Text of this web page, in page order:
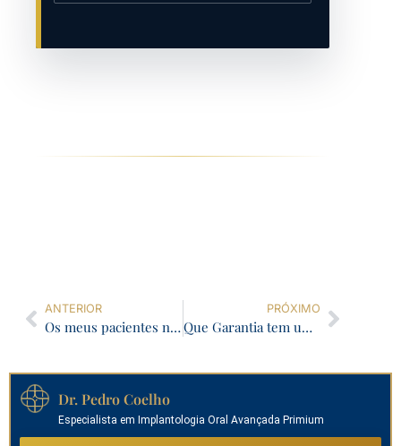
ANTERIOR
Os meus pacientes não querem colocar implantes, querem voltar a ter dentes
PRÓXIMO
Que Garantia tem um tratamento dentário?
Dr. Pedro Coelho
Especialista em Implantologia Oral Avançada Primium